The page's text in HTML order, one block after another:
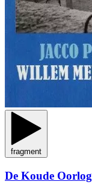
fragment
De Koude Oorlog